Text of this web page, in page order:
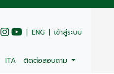
| ENG | เข้าสู่ระบบ
ITA ติดต่อสอบถาม